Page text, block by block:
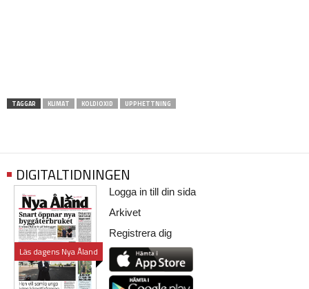
TAGGAR KLIMAT KOLDIOXID UPPHETTNING
DIGITALTIDNINGEN
Läs dagens Nya Åland
Logga in till din sida
Arkivet
Registrera dig